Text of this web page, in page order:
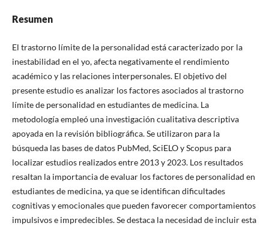
Resumen
El trastorno límite de la personalidad está caracterizado por la
inestabilidad en el yo, afecta negativamente el rendimiento
académico y las relaciones interpersonales. El objetivo del
presente estudio es analizar los factores asociados al trastorno
límite de personalidad en estudiantes de medicina. La
metodología empleó una investigación cualitativa descriptiva
apoyada en la revisión bibliográfica. Se utilizaron para la
búsqueda las bases de datos PubMed, SciELO y Scopus para
localizar estudios realizados entre 2013 y 2023. Los resultados
resaltan la importancia de evaluar los factores de personalidad en
estudiantes de medicina, ya que se identifican dificultades
cognitivas y emocionales que pueden favorecer comportamientos
impulsivos e impredecibles. Se destaca la necesidad de incluir esta